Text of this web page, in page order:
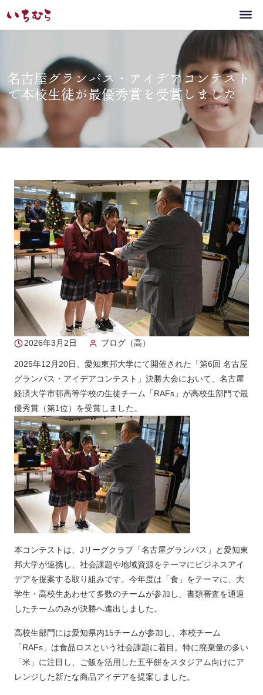
名古屋グランパス・アイデアコンテスト
で本校生徒が最優秀賞を受賞しました
2026年3月2日 ブログ（高）
2025年12月20日、愛知東邦大学にて開催された「第6回 名古屋
グランパス・アイデアコンテスト」決勝大会において、名古屋
経済大学市邨高等学校の生徒チーム「RAFs」が高校生部門で最
優秀賞（第1位）を受賞しました。
本コンテストは、Jリーグクラブ「名古屋グランパス」と愛知東
邦大学が連携し、社会課題や地域資源をテーマにビジネスアイ
デアを提案する取り組みです。今年度は「食」をテーマに、大
学生・高校生あわせて多数のチームが参加し、書類審査を通過
したチームのみが決勝へ進出しました。
高校生部門には愛知県内15チームが参加し、本校チーム
「RAFs」は食品ロスという社会課題に着目。特に廃棄量の多い
「米」に注目し、ご飯を活用した五平餅をスタジアム向けにア
レンジした新たな商品アイデアを提案しました。